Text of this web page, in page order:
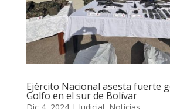
Ejército Nacional asesta fuerte
Golfo en el sur de Bolívar